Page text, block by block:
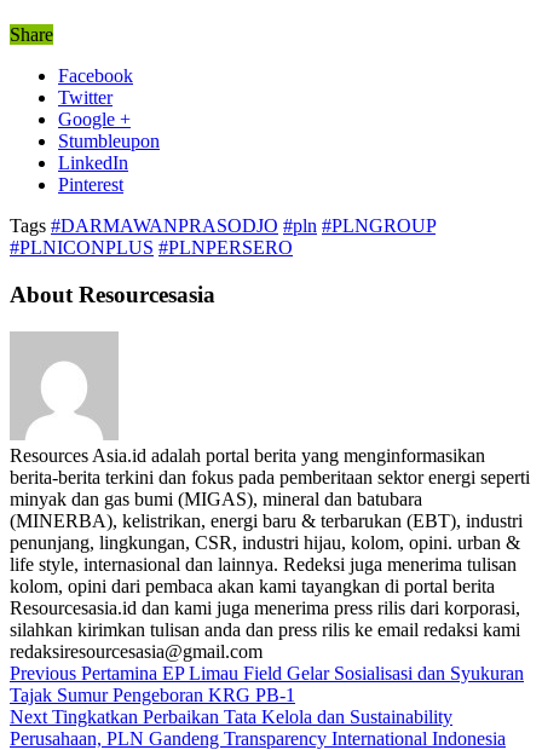
Share
Facebook
Twitter
Google +
Stumbleupon
LinkedIn
Pinterest
Tags #DARMAWANPRASODJO #pln #PLNGROUP
#PLNICONPLUS #PLNPERSERO
About Resourcesasia
Resources Asia.id adalah portal berita yang menginformasikan
berita-berita terkini dan fokus pada pemberitaan sektor energi seperti
minyak dan gas bumi (MIGAS), mineral dan batubara
(MINERBA), kelistrikan, energi baru & terbarukan (EBT), industri
penunjang, lingkungan, CSR, industri hijau, kolom, opini. urban &
life style, internasional dan lainnya. Redeksi juga menerima tulisan
kolom, opini dari pembaca akan kami tayangkan di portal berita
Resourcesasia.id dan kami juga menerima press rilis dari korporasi,
silahkan kirimkan tulisan anda dan press rilis ke email redaksi kami
redaksiresourcesasia@gmail.com
Previous Pertamina EP Limau Field Gelar Sosialisasi dan Syukuran
Tajak Sumur Pengeboran KRG PB-1
Next Tingkatkan Perbaikan Tata Kelola dan Sustainability
Perusahaan, PLN Gandeng Transparency International Indonesia